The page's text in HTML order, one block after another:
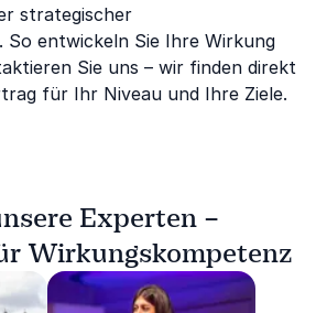
strategischer
So entwickeln Sie Ihre Wirkung
Sie uns – wir finden direkt
für Ihr Niveau und Ihre Ziele.
Experten –
Wirkungskompetenz